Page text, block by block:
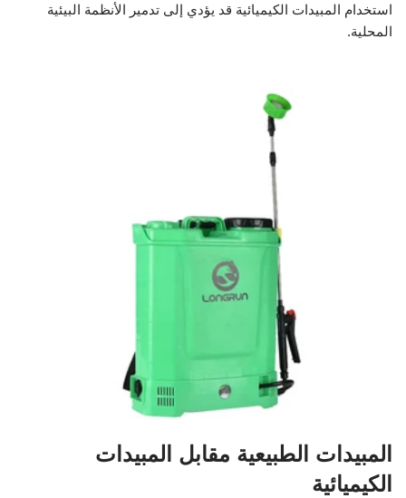
استخدام المبيدات الكيميائية قد يؤدي إلى تدمير الأنظمة البيئية
المحلية.
المبيدات الطبيعية مقابل المبيدات
الكيميائية